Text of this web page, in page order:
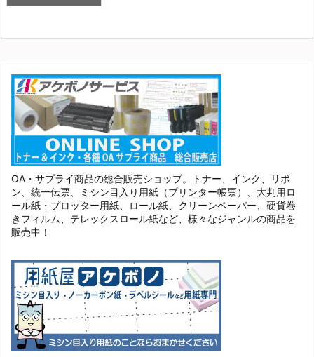
OA・サプライ商品の総合販売ショップ。トナー、インク、リボ
ン、統一伝票、ミシン目入り用紙（プリンター帳票）、大判用ロ
ール紙・プロッター用紙、ロール紙、クリーンペーパー、硬貨巻
きフィルム、テレックスロール紙など、様々なジャンルの商品を
販売中！